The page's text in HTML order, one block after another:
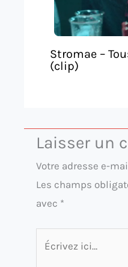
Stromae –
(clip)
Laisser un
Votre adresse e-
Les champs
avec *